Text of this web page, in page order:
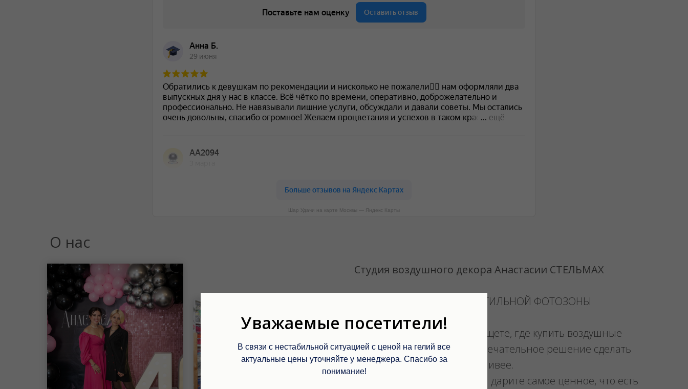
Уважаемые посетители!
В связи с нестабильной ситуацией с ценой на гелий все
актуальные цены уточняйте у менеджера. Спасибо за
понимание!
Шар Удачи на карте Москвы — Яндекс Карты
О нас
Студия воздушного декора Анастасии СТЕЛЬМАХ
ОТ ОДНОГО ШАРИКА ДО СТИЛЬНОЙ ФОТОЗОНЫ
Мы уверены, что если вы ищете, где купить воздушные
шарики, то Вы приняли замечательное решение сделать
кого-то еще немного счастливее.
Ведь вместе с шариками Вы дарите самое ценное, что есть